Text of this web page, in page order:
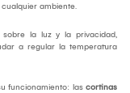
ambiente.
la luz y la privacidad,
a regular la temperatura
funcionamiento: las cortinas